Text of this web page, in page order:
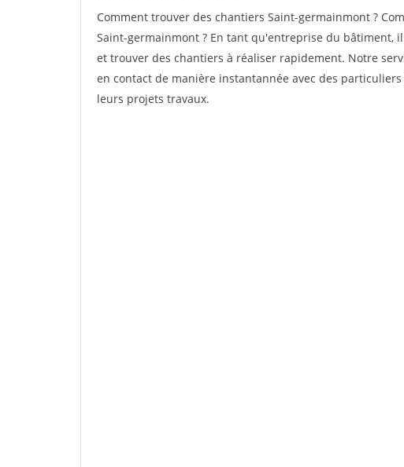
Comment trouver des chantiers Saint-germainmont ?
Saint-germainmont ? En tant qu'entreprise du bâtiment,
et trouver des chantiers à réaliser rapidement. Notre
en contact de manière instantannée avec des
leurs projets travaux.